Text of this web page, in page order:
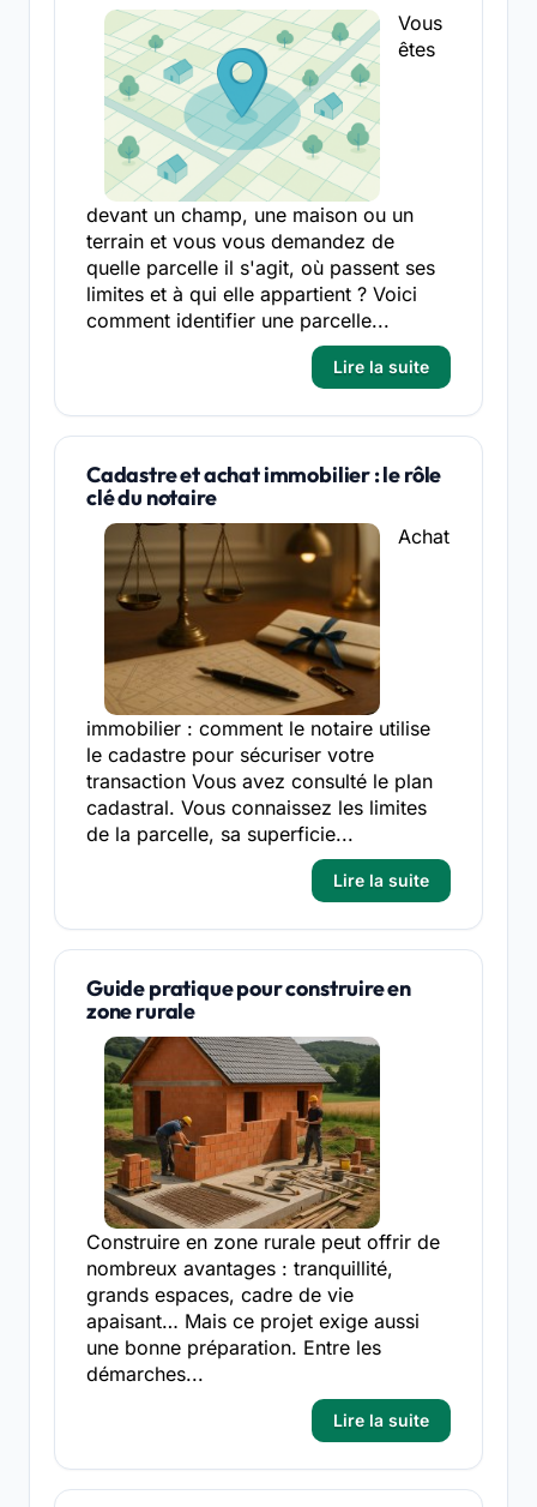
Vous
êtes
devant un champ, une maison ou un
terrain et vous vous demandez de
quelle parcelle il s'agit, où passent ses
limites et à qui elle appartient ? Voici
comment identifier une parcelle...
Lire la suite
Cadastre et achat immobilier : le rôle
clé du notaire
Achat
immobilier : comment le notaire utilise
le cadastre pour sécuriser votre
transaction Vous avez consulté le plan
cadastral. Vous connaissez les limites
de la parcelle, sa superficie...
Lire la suite
Guide pratique pour construire en
zone rurale
Construire en zone rurale peut offrir de
nombreux avantages : tranquillité,
grands espaces, cadre de vie
apaisant… Mais ce projet exige aussi
une bonne préparation. Entre les
démarches...
Lire la suite